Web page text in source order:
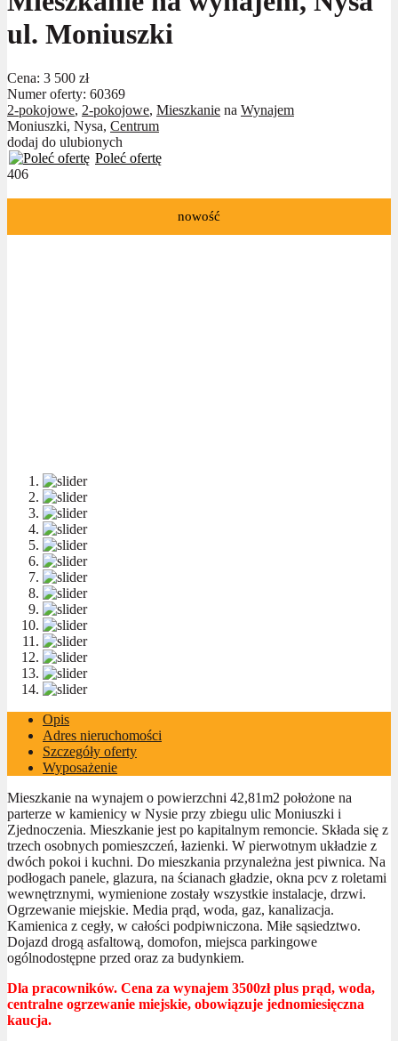
ul. Moniuszki
Cena: 3 500 zł
Numer oferty: 60369
2-pokojowe, 2-pokojowe, Mieszkanie na Wynajem
Moniuszki, Nysa, Centrum
dodaj do ulubionych
Poleć ofertę
406
nowość
Opis
Adres nieruchomości
Szczegóły oferty
Wyposażenie
Mieszkanie na wynajem o powierzchni 42,81m2 położone na
parterze w kamienicy w Nysie przy zbiegu ulic Moniuszki i
Zjednoczenia. Mieszkanie jest po kapitalnym remoncie. Składa się z
trzech osobnych pomieszczeń, łazienki. W pierwotnym układzie z
dwóch pokoi i kuchni. Do mieszkania przynależna jest piwnica. Na
podłogach panele, glazura, na ścianach gładzie, okna pcv z roletami
wewnętrznymi, wymienione zostały wszystkie instalacje, drzwi.
Ogrzewanie miejskie. Media prąd, woda, gaz, kanalizacja.
Kamienica z cegły, w całości podpiwniczona. Miłe sąsiedztwo.
Dojazd drogą asfaltową, domofon, miejsca parkingowe
ogólnodostępne przed oraz za budynkiem.
Dla pracowników. Cena za wynajem 3500zł plus prąd, woda,
centralne ogrzewanie miejskie, obowiązuje jednomiesięczna
kaucja.